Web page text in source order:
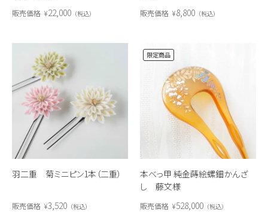
販売価格 ¥22,000 税込 販売価格 ¥8,800 税込
羽二重 菊ミニピン1本（二重）
販売価格 ¥3,520 税込
本べっ甲 純金蒔絵螺鈿かんざ
し 藤文様
限定商品
販売価格 ¥528,000 税込